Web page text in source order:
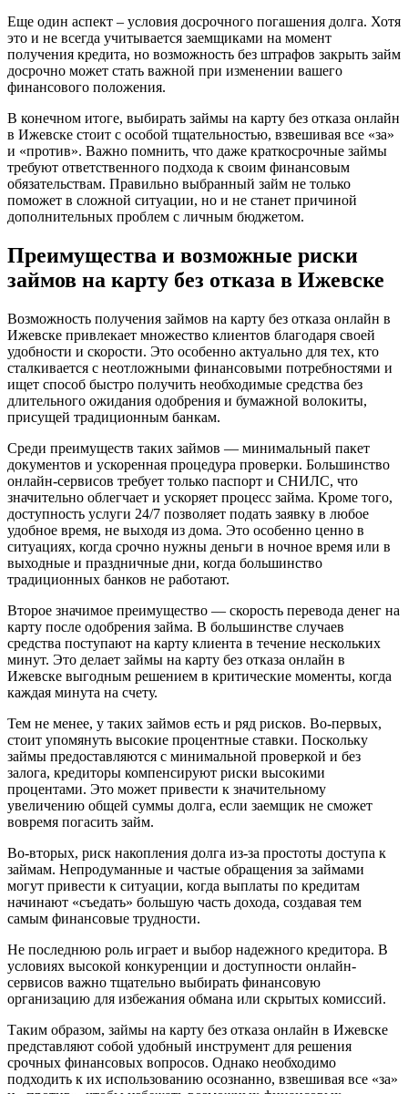
Еще один аспект – условия досрочного погашения долга. Хотя
это и не всегда учитывается заемщиками на момент
получения кредита, но возможность без штрафов закрыть займ
досрочно может стать важной при изменении вашего
финансового положения.
В конечном итоге, выбирать займы на карту без отказа онлайн
в Ижевске стоит с особой тщательностью, взвешивая все «за»
и «против». Важно помнить, что даже краткосрочные займы
требуют ответственного подхода к своим финансовым
обязательствам. Правильно выбранный займ не только
поможет в сложной ситуации, но и не станет причиной
дополнительных проблем с личным бюджетом.
Преимущества и возможные риски
займов на карту без отказа в Ижевске
Возможность получения займов на карту без отказа онлайн в
Ижевске привлекает множество клиентов благодаря своей
удобности и скорости. Это особенно актуально для тех, кто
сталкивается с неотложными финансовыми потребностями и
ищет способ быстро получить необходимые средства без
длительного ожидания одобрения и бумажной волокиты,
присущей традиционным банкам.
Среди преимуществ таких займов — минимальный пакет
документов и ускоренная процедура проверки. Большинство
онлайн-сервисов требует только паспорт и СНИЛС, что
значительно облегчает и ускоряет процесс займа. Кроме того,
доступность услуги 24/7 позволяет подать заявку в любое
удобное время, не выходя из дома. Это особенно ценно в
ситуациях, когда срочно нужны деньги в ночное время или в
выходные и праздничные дни, когда большинство
традиционных банков не работают.
Второе значимое преимущество — скорость перевода денег на
карту после одобрения займа. В большинстве случаев
средства поступают на карту клиента в течение нескольких
минут. Это делает займы на карту без отказа онлайн в
Ижевске выгодным решением в критические моменты, когда
каждая минута на счету.
Тем не менее, у таких займов есть и ряд рисков. Во-первых,
стоит упомянуть высокие процентные ставки. Поскольку
займы предоставляются с минимальной проверкой и без
залога, кредиторы компенсируют риски высокими
процентами. Это может привести к значительному
увеличению общей суммы долга, если заемщик не сможет
вовремя погасить займ.
Во-вторых, риск накопления долга из-за простоты доступа к
займам. Непродуманные и частые обращения за займами
могут привести к ситуации, когда выплаты по кредитам
начинают «съедать» большую часть дохода, создавая тем
самым финансовые трудности.
Не последнюю роль играет и выбор надежного кредитора. В
условиях высокой конкуренции и доступности онлайн-
сервисов важно тщательно выбирать финансовую
организацию для избежания обмана или скрытых комиссий.
Таким образом, займы на карту без отказа онлайн в Ижевске
представляют собой удобный инструмент для решения
срочных финансовых вопросов. Однако необходимо
подходить к их использованию осознанно, взвешивая все «за»